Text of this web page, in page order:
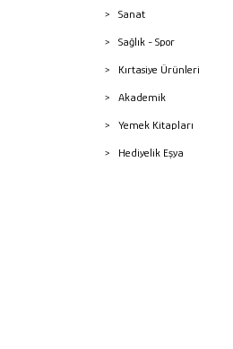
Sanat
Sağlık - Spor
Kırtasiye Ürünleri
Akademik
Yemek Kitapları
Hediyelik Eşya